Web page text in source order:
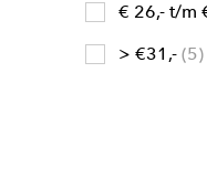
€ 26,- t/m
> €31,- 5